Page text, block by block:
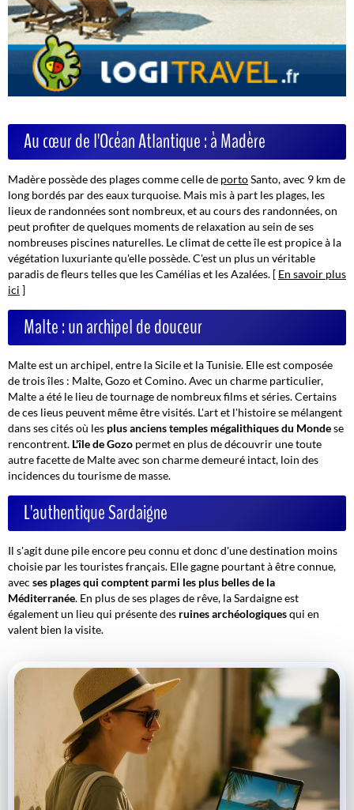
Au cœur de l'Océan Atlantique : à Madère
Madère possède des plages comme celle de portoSanto, avec 9 km de
long bordés par des eaux turquoise. Mais mis à part les plages, les
lieux de randonnées sont nombreux, et au cours des randonnées, on
peut profiter de quelques moments de relaxation au sein de ses
nombreuses piscines naturelles. Le climat de cette île est propice à la
végétation luxuriante qu'elle possède. C'est un plus un véritable
paradis de fleurs telles que les Camélias et les Azalées. [ En savoir plus
ici ]
Malte : un archipel de douceur
Malte est un archipel, entre la Sicile et la Tunisie. Elle est composée
de trois îles : Malte, Gozo et Comino. Avec un charme particulier,
Malte a été le lieu de tournage de nombreux films et séries. Certains
de ces lieus peuvent même être visités. L'art et l'histoire se mélangent
dans ses cités où les plus anciens temples mégalithiques du Mondese
rencontrent. L'île de Gozo permet en plus de découvrir une toute
autre facette de Malte avec son charme demeuré intact, loin des
incidences du tourisme de masse.
L'authentique Sardaigne
Il s'agit dune pile encore peu connu et donc d'une destination moins
choisie par les touristes français. Elle gagne pourtant à être connue,
avec ses plages qui comptent parmi les plus belles de la
Méditerranée. En plus de ses plages de rêve, la Sardaigne est
également un lieu qui présente des ruines archéologiquesqui en
valent bien la visite.